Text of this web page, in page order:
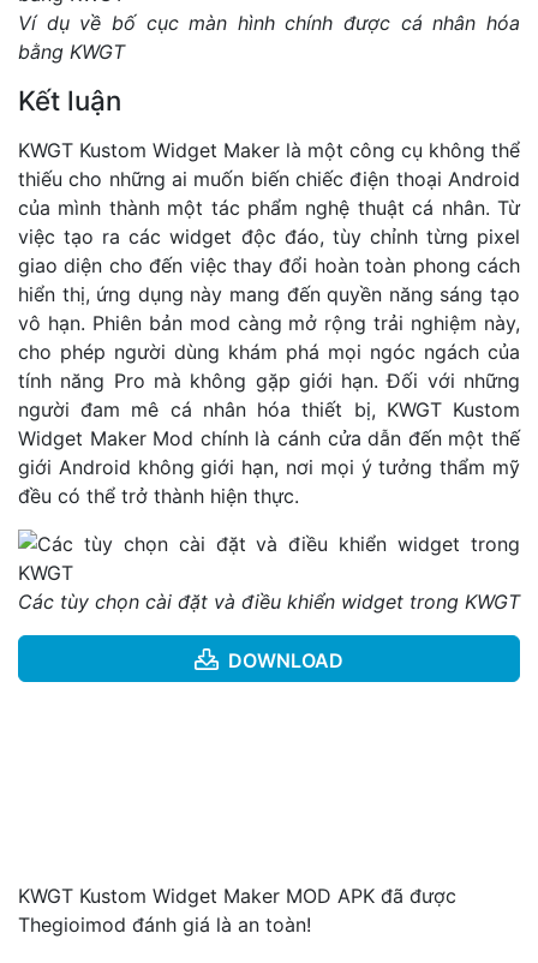
Ví dụ về bố cục màn hình chính được cá nhân hóa
bằng KWGT
Kết luận
KWGT Kustom Widget Maker là một công cụ không thể
thiếu cho những ai muốn biến chiếc điện thoại Android
của mình thành một tác phẩm nghệ thuật cá nhân. Từ
việc tạo ra các widget độc đáo, tùy chỉnh từng pixel
giao diện cho đến việc thay đổi hoàn toàn phong cách
hiển thị, ứng dụng này mang đến quyền năng sáng tạo
vô hạn. Phiên bản mod càng mở rộng trải nghiệm này,
cho phép người dùng khám phá mọi ngóc ngách của
tính năng Pro mà không gặp giới hạn. Đối với những
người đam mê cá nhân hóa thiết bị, KWGT Kustom
Widget Maker Mod chính là cánh cửa dẫn đến một thế
giới Android không giới hạn, nơi mọi ý tưởng thẩm mỹ
đều có thể trở thành hiện thực.
Các tùy chọn cài đặt và điều khiển widget trong KWGT
DOWNLOAD
KWGT Kustom Widget Maker MOD APK đã được
Thegioimod đánh giá là an toàn!